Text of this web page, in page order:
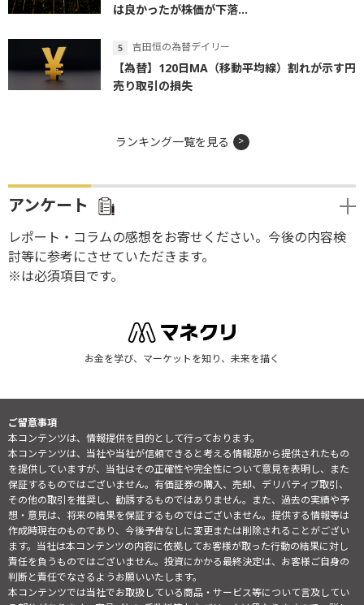
は良かったが株価が下落...
吉田恒の為替デイリー
【為替】120日MA（移動平均線）割れが示す円
売り取引の損失
ランキング一覧を見る
アンケート
レポート・コラムの感想をお寄せください。今後の内容検
討等に参考にさせていただきます。
※は必須項目です。
お金を学び、マーケットを知り、未来を描く
ご留意事項
本コンテンツは、情報提供を目的として行っております。
本コンテンツは、当社や当社が信頼できると考える情報源から提供されたもの
を提供していますが、当社はその正確性や完全性について意見を表明し、また
保証するものではございません。有価証券の購入、売却、デリバティブ取引、
その他の取引を推奨し、勧誘するものではありません。また、過去の実績や予
想・意見は、将来の結果を保証するものではございません。提供する情報等は
作成時現在のものであり、今後予告なしに変更または削除されることがござい
ます。当社は本コンテンツの内容に依拠してお客様が取った行動の結果に対し
責任を負うものではございません。投資にかかる最終決定は、お客様ご自身の
判断と責任でなさるようお願いいたします。
本コンテンツでは当社でお取扱している商品・サービス等について言及してい